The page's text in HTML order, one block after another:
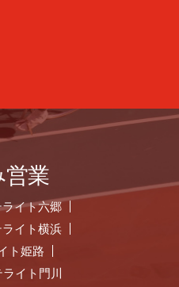
業
イト六郷
イト横浜
ト姫路
イト門川